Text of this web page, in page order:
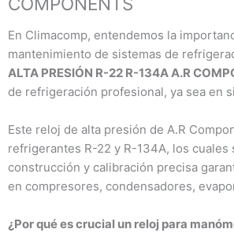
En Climacomp, entendemos la
mantenimiento de sistemas de
ALTA PRESIÓN R-22 R-134A A.R
de refrigeración profesional, ya sea en
Este reloj de alta presión de A.R
refrigerantes R-22 y R-134A, los
construcción y calibración precisa
en compresores, condensadores,
¿Por qué es crucial un reloj para